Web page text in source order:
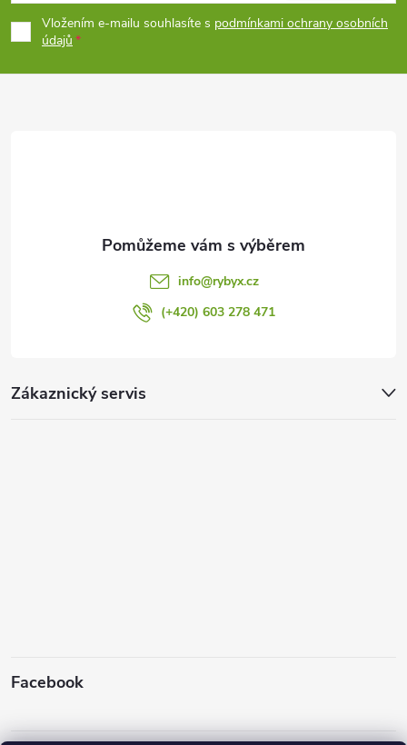
p
a
Vložením e-mailu souhlasíte s podmínkami ochrany osobních
údajů
Zákaznický servis
Facebook
info@rybyx.cz
(+420) 603 278 471